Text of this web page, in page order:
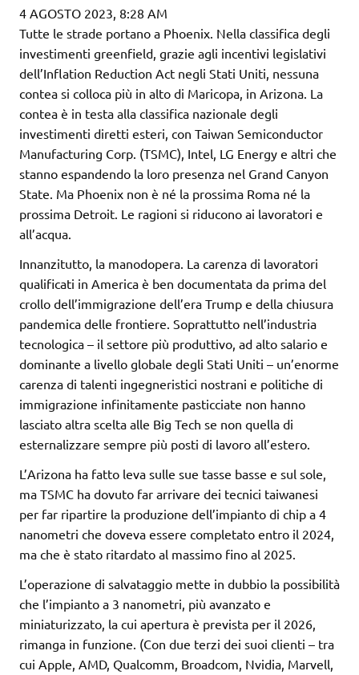
4 AGOSTO 2023, 8:28 AM
Tutte le strade portano a Phoenix. Nella classifica degli
investimenti greenfield, grazie agli incentivi legislativi
dell’Inflation Reduction Act negli Stati Uniti, nessuna
contea si colloca più in alto di Maricopa, in Arizona. La
contea è in testa alla classifica nazionale degli
investimenti diretti esteri, con Taiwan Semiconductor
Manufacturing Corp. (TSMC), Intel, LG Energy e altri che
stanno espandendo la loro presenza nel Grand Canyon
State. Ma Phoenix non è né la prossima Roma né la
prossima Detroit. Le ragioni si riducono ai lavoratori e
all’acqua.
Innanzitutto, la manodopera. La carenza di lavoratori
qualificati in America è ben documentata da prima del
crollo dell’immigrazione dell’era Trump e della chiusura
pandemica delle frontiere. Soprattutto nell’industria
tecnologica – il settore più produttivo, ad alto salario e
dominante a livello globale degli Stati Uniti – un’enorme
carenza di talenti ingegneristici nostrani e politiche di
immigrazione infinitamente pasticciate non hanno
lasciato altra scelta alle Big Tech se non quella di
esternalizzare sempre più posti di lavoro all’estero.
L’Arizona ha fatto leva sulle sue tasse basse e sul sole,
ma TSMC ha dovuto far arrivare dei tecnici taiwanesi
per far ripartire la produzione dell’impianto di chip a 4
nanometri che doveva essere completato entro il 2024,
ma che è stato ritardato al massimo fino al 2025.
L’operazione di salvataggio mette in dubbio la possibilità
che l’impianto a 3 nanometri, più avanzato e
miniaturizzato, la cui apertura è prevista per il 2026,
rimanga in funzione. (Con due terzi dei suoi clienti – tra
cui Apple, AMD, Qualcomm, Broadcom, Nvidia, Marvell,